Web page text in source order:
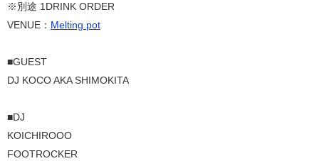
※別途 1DRINK ORDER
VENUE： Melting pot
■GUEST
DJ KOCO AKA SHIMOKITA
■DJ
KOICHIROOO
FOOTROCKER